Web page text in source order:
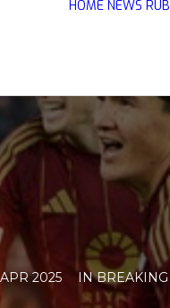
HOME NEWS
2025 IN